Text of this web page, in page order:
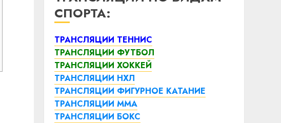
СПОРТА:
ТРАНСЛЯЦИИ ТЕННИС
ТРАНСЛЯЦИИ ФУТБОЛ
ТРАНСЛЯЦИИ ХОККЕЙ
ТРАНСЛЯЦИИ НХЛ
ТРАНСЛЯЦИИ ФИГУРНОЕ КАТАНИЕ
ТРАНСЛЯЦИИ ММА
ТРАНСЛЯЦИИ БОКС